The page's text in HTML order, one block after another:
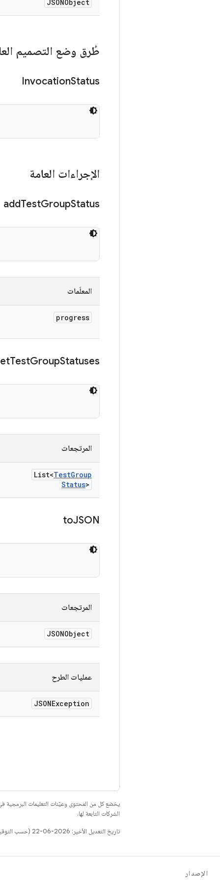
JSONObject
طُرق وضع التصميم
InvocationStatus
الإجراءات العامة
addTestGroupStatus
المعلَمات
progress
TestGroupStatuses
المرتجعات
List<TestGroup
Status>
toJSON
المرتجعات
JSONObject
عمليات الطرح
JSONException
يخضع كل من المحتوى وعيّنات التعليمات
الشركات التابعة لها.
تاريخ التعديل الأخير: 2026-06-22 (حسب التوقيت العالمي المتفَّق عليه)
الإصدار